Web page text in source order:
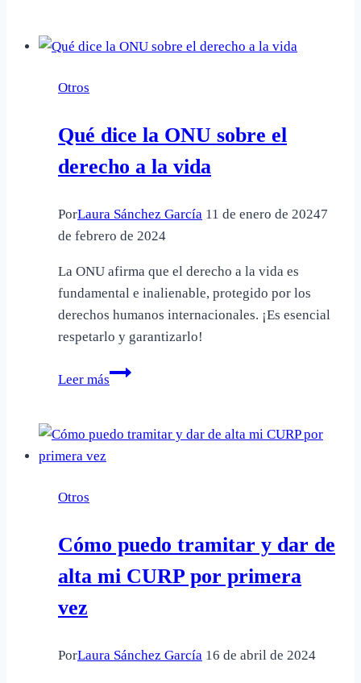
hay
una
cuenta
bancaria
Otros
Qué dice la ONU sobre el
derecho a la vida
PorLaura Sánchez García 11 de enero de 20247
de febrero de 2024
La ONU afirma que el derecho a la vida es
fundamental e inalienable, protegido por los
derechos humanos internacionales. ¡Es esencial
respetarlo y garantizarlo!
Leer más
Qué
ONU
la
vida
Otros
Cómo puedo tramitar y dar de
alta mi CURP por primera
vez
PorLaura Sánchez García 16 de abril de 2024